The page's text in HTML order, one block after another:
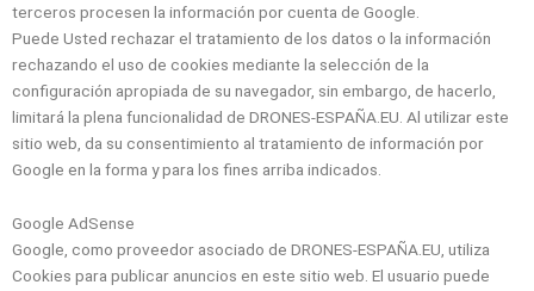
terceros procesen la información por cuenta de Google.
Puede Usted rechazar el tratamiento de los datos o la información
rechazando el uso de cookies mediante la selección de la
configuración apropiada de su navegador, sin embargo, de hacerlo,
limitará la plena funcionalidad de DRONES-ESPAÑA.EU. Al utilizar este
sitio web, da su consentimiento al tratamiento de información por
Google en la forma y para los fines arriba indicados.
Google AdSense
Google, como proveedor asociado de DRONES-ESPAÑA.EU, utiliza
Cookies para publicar anuncios en este sitio web. El usuario puede